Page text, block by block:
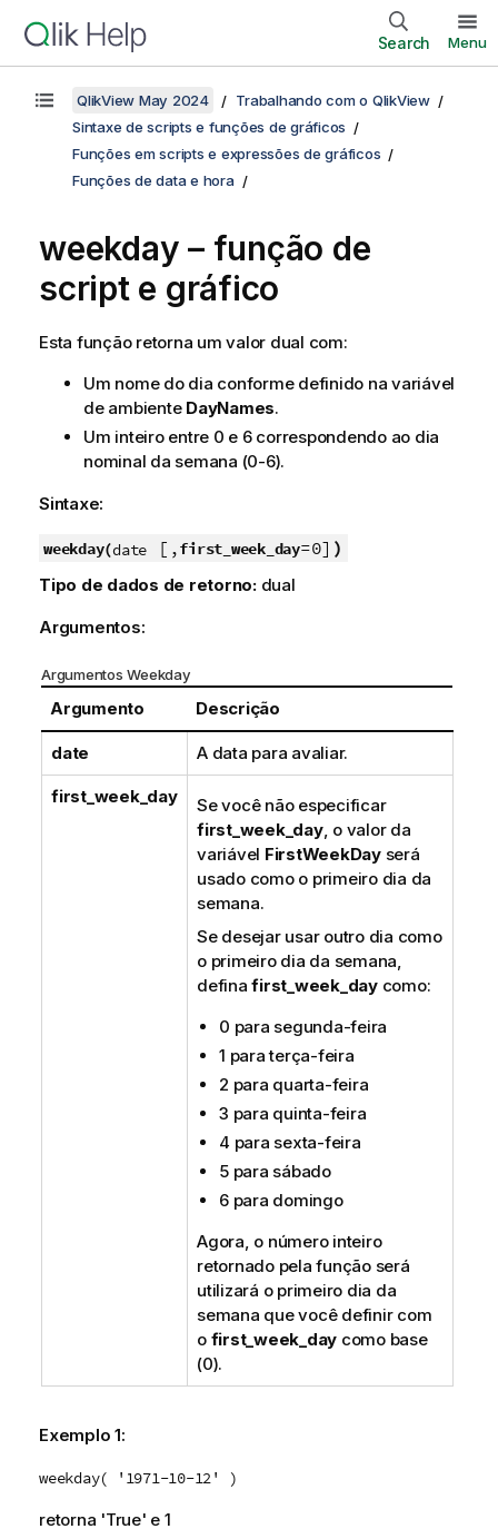
Search Menu
QlikView May 2024
Trabalhando com o QlikView
Sintaxe de scripts e funções de gráficos
Funções em scripts e expressões de gráficos
Funções de data e hora
weekday – função de
script e gráfico
Esta função retorna um valor dual com:
Um nome do dia conforme definido na variável
de ambiente DayNames.
Um inteiro entre 0 e 6 correspondendo ao dia
nominal da semana (0-6).
Sintaxe:
weekday(date [,first_week_day=0] )
Tipo de dados de retorno:dual
Argumentos:
Argumentos Weekday
Argumento Descrição
date A data para avaliar.
first_week_day
Se você não especificar
first_week_day, o valor da
variável FirstWeekDayserá
usado como o primeiro dia da
semana.
Se desejar usar outro dia como
o primeiro dia da semana,
definafirst_week_daycomo:
0 para segunda-feira
1 para terça-feira
2 para quarta-feira
3 para quinta-feira
4 para sexta-feira
5 para sábado
6 para domingo
Agora, o número inteiro
retornado pela função será
utilizará o primeiro dia da
semana que você definir com
o first_week_day como base
(0).
Exemplo 1:
weekday( '1971-10-12' )
retorna 'True' e 1